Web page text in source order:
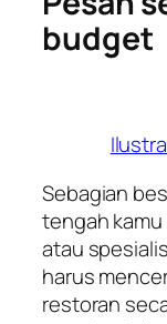
budget
Sebagian
tengah
atau
harus
restoran